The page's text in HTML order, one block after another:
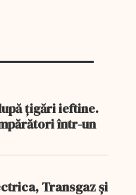
țigări ieftine.
într-un
Transgaz și